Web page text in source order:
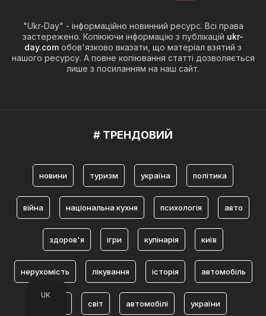
"Ukr-Day" - інформаційно новинний ресурс. Всі права
застережено. Копіюючи інформацію з публікацій ukr-
day.com обов'язково вказати, що матеріал взятий з
нашого ресурсу. А повне копіювання статті дозволяється
лише з посиланням на наш сайт.
# ТРЕНДОВИЙ
новини туризм україна політика
війна національна кухня психологія авто
здоров'я ігри кулінарія київ
нерухомість лікування історія автомобіль
світ автомобілі україни
UK